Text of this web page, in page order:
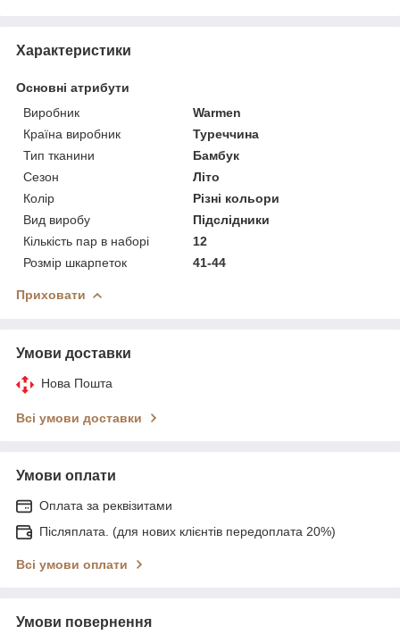
Характеристики
Основні атрибути
Виробник
Warmen
Країна виробник
Туреччина
Тип тканини
Бамбук
Сезон
Літо
Колір
Різні кольори
Вид виробу
Підслідники
Кількість пар в наборі
12
Розмір шкарпеток
41-44
Приховати
Умови доставки
Нова Пошта
Всі умови доставки
Умови оплати
Оплата за реквізитами
Післяплата. (для нових клієнтів передоплата 20%)
Всі умови оплати
Умови повернення